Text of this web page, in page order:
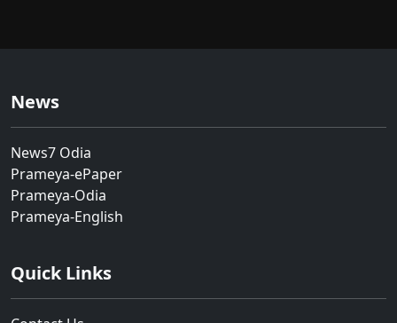
News
News7 Odia
Prameya-ePaper
Prameya-Odia
Prameya-English
Quick Links